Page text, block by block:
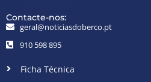
Contacte-nos:
geral@noticiasdoberco.pt
910 598 895
Ficha Técnica